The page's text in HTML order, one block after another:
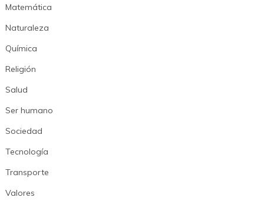
Matemática
Naturaleza
Química
Religión
Salud
Ser humano
Sociedad
Tecnología
Transporte
Valores